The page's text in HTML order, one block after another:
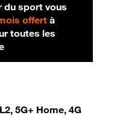
du sport vous
offertà
toutes les
5G+ Home, 4G